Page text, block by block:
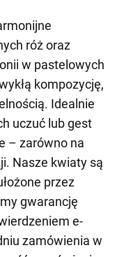
róż oraz
w pastelowych
kompozycję,
Idealnie
uczuć lub gest
– zarówno na
Nasze kwiaty są
przez
gwarancję
e-
zamówienia w